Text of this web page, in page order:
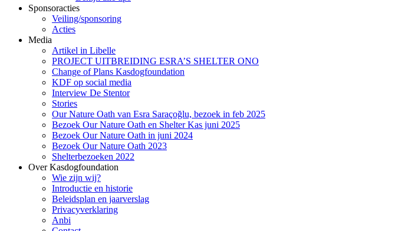
Sponsoracties
Veiling/sponsoring
Acties
Media
Artikel in Libelle
PROJECT UITBREIDING ESRA’S SHELTER ONO
Change of Plans Kasdogfoundation
KDF op social media
Interview De Stentor
Stories
Our Nature Oath van Esra Saraçoğlu, bezoek in feb 2025
Bezoek Our Nature Oath en Shelter Kas juni 2025
Bezoek Our Nature Oath in juni 2024
Bezoek Our Nature Oath 2023
Shelterbezoeken 2022
Over Kasdogfoundation
Wie zijn wij?
Introductie en historie
Beleidsplan en jaarverslag
Privacyverklaring
Anbi